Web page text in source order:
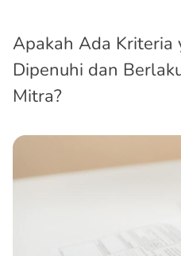
Apakah Ada Kriteria
Dipenuhi dan
Mitra?